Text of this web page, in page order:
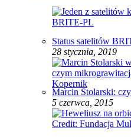
Status satelitów
28 stycznia, 2019
Marcin Stolarski:
5 czerwca, 2015